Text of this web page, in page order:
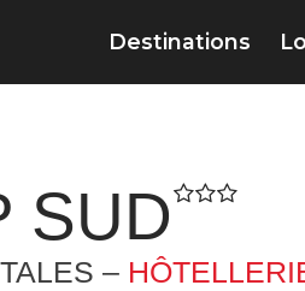
Destinations
SUD
–